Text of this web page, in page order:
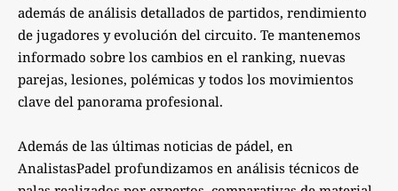
además de análisis detallados de partidos, rendimiento
de jugadores y evolución del circuito. Te mantenemos
informado sobre los cambios en el ranking, nuevas
parejas, lesiones, polémicas y todos los movimientos
clave del panorama profesional.
Además de las últimas noticias de pádel, en
AnalistasPadel profundizamos en análisis técnicos de